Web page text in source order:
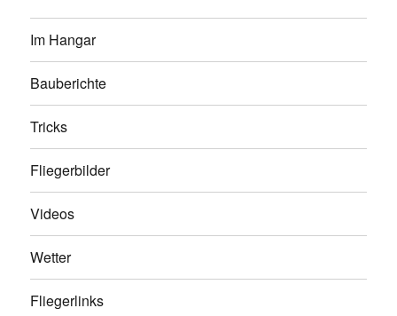
Im Hangar
Bauberichte
Tricks
Fliegerbilder
Videos
Wetter
Fliegerlinks